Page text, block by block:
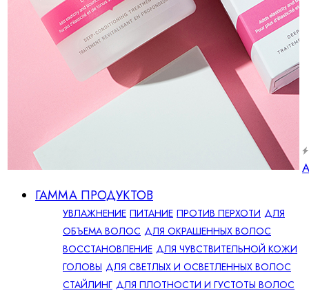
ГАММА ПРОДУКТОВ
УВЛАЖНЕНИЕ ПИТАНИЕ ПРОТИВ ПЕРХОТИ ДЛЯ
ОБЪЕМА ВОЛОС ДЛЯ ОКРАШЕННЫХ ВОЛОС
ВОССТАНОВЛЕНИЕ ДЛЯ ЧУВСТВИТЕЛЬНОЙ КОЖИ
ГОЛОВЫ ДЛЯ СВЕТЛЫХ И ОСВЕТЛЕННЫХ ВОЛОС
СТАЙЛИНГ ДЛЯ ПЛОТНОСТИ И ГУСТОТЫ ВОЛОС